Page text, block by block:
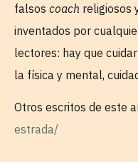
falsos coach religiosos
inventados por
lectores: hay que
la física y mental,
Otros escritos de este
estrada/